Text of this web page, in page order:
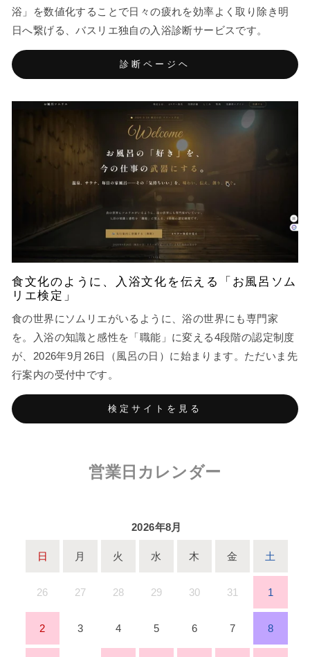
浴」を数値化することで日々の疲れを効率よく取り除き明
日へ繋げる、バスリエ独自の入浴診断サービスです。
診断ページヘ
食文化のように、入浴文化を伝える「お風呂ソム
リエ検定」
食の世界にソムリエがいるように、浴の世界にも専門家
を。入浴の知識と感性を「職能」に変える4段階の認定制度
が、2026年9月26日（風呂の日）に始まります。ただいま先
行案内の受付中です。
検定サイトを見る
営業日カレンダー
2026年8月
日 月 火 水 木 金 土
26 27 28 29 30 31 1
2 3 4 5 6 7 8